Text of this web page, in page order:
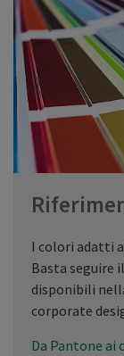
I colori adatti
Basta seguire
disponibili
corporate
Da Pantone ai